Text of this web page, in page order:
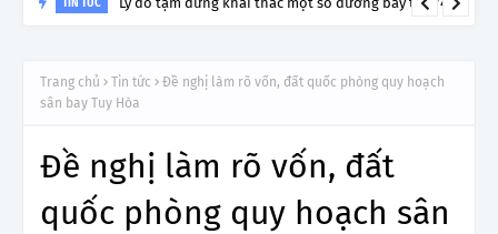
TIN TỨC
Trang chủ Tin tức
Đề nghị làm rõ vốn, đất quốc phòng quy hoạch
sân bay Tuy Hòa
Đề nghị làm rõ vốn, đất
quốc phòng quy hoạch sân